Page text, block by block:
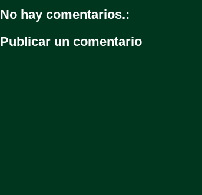
No hay comentarios.:
Publicar un comentario